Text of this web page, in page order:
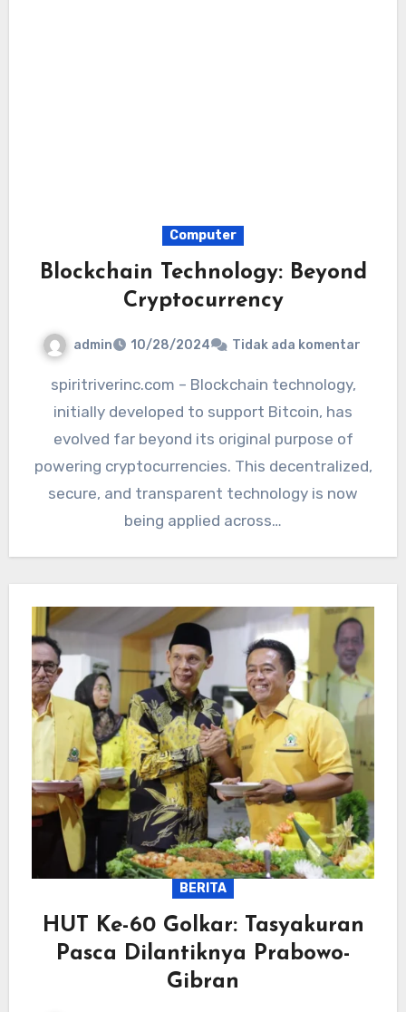
Computer
Blockchain Technology: Beyond
Cryptocurrency
admin 10/28/2024 Tidak ada komentar
spiritriverinc.com – Blockchain technology,
initially developed to support Bitcoin, has
evolved far beyond its original purpose of
powering cryptocurrencies. This decentralized,
secure, and transparent technology is now
being applied across…
BERITA
HUT Ke-60 Golkar: Tasyakuran
Pasca Dilantiknya Prabowo-
Gibran